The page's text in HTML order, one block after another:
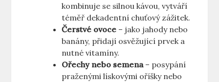
kombinuje se silnou kávou, vytváří
téměř dekadentní chuťový zážitek.
Čerstvé ovoce ‍– jako ‍jahody nebo
banány, přidají osvěžující prvek a
nutné⁤ vitamíny.
Ořechy nebo semena– posypání
praženými ⁣lískovými ⁣oříšky nebo